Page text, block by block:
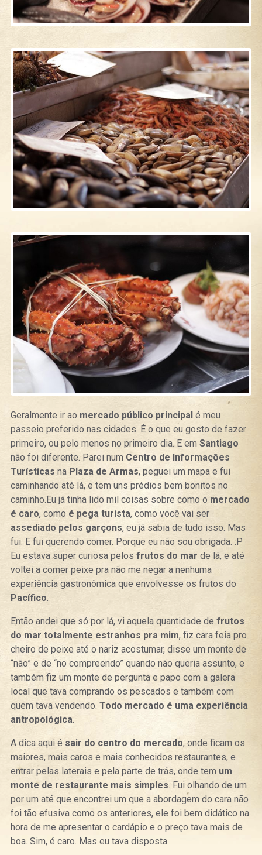
Geralmente ir ao mercado público principalé meu
passeio preferido nas cidades. É o que eu gosto de fazer
primeiro, ou pelo menos no primeiro dia. E em Santiago
não foi diferente. Parei num Centro de Informações
Turísticas na Plaza de Armas, peguei um mapa e fui
caminhando até lá, e tem uns prédios bem bonitos no
caminho.Eu já tinha lido mil coisas sobre como o mercado
é caro, como é pega turista, como você vai ser
assediado pelos garçons, eu já sabia de tudo isso. Mas
fui. E fui querendo comer. Porque eu não sou obrigada. :P
Eu estava super curiosa pelos frutos do mar de lá, e até
voltei a comer peixe pra não me negar a nenhuma
experiência gastronômica que envolvesse os frutos do
Pacífico.
Então andei que só por lá, vi aquela quantidade de frutos
do mar totalmente estranhos pra mim, fiz cara feia pro
cheiro de peixe até o nariz acostumar, disse um monte de
“não” e de “no compreendo” quando não queria assunto, e
também fiz um monte de pergunta e papo com a galera
local que tava comprando os pescados e também com
quem tava vendendo. Todo mercado é uma experiência
antropológica.
A dica aqui é sair do centro do mercado, onde ficam os
maiores, mais caros e mais conhecidos restaurantes, e
entrar pelas laterais e pela parte de trás, onde tem um
monte de restaurante mais simples. Fui olhando de um
por um até que encontrei um que a abordagem do cara não
foi tão efusiva como os anteriores, ele foi bem didático na
hora de me apresentar o cardápio e o preço tava mais de
boa. Sim, é caro. Mas eu tava disposta.